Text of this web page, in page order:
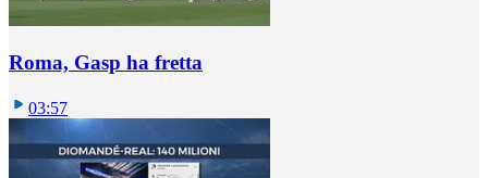
Roma, Gasp ha fretta
03:57